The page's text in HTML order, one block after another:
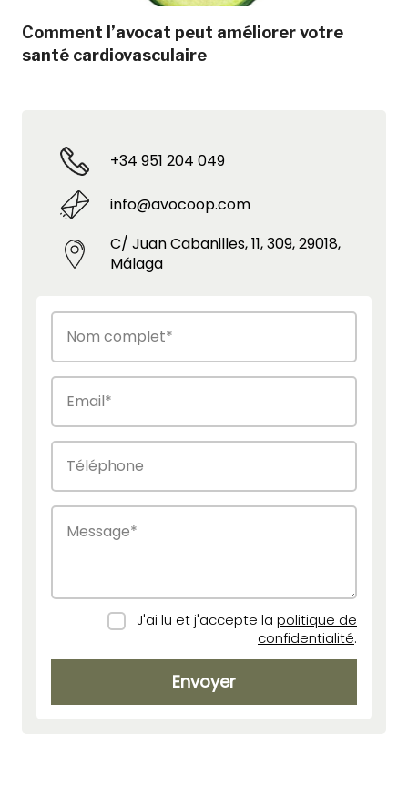
Comment l’avocat peut améliorer votre
santé cardiovasculaire
+34 951 204 049
info@avocoop.com
C/ Juan Cabanilles, 11, 309, 29018,
Málaga
J'ai lu et j'accepte la politique de
confidentialité.